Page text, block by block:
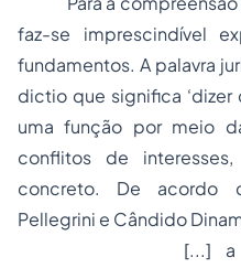
faz-se imprescindível
fundamentos. A palavra
dictio que significa
uma função por meio
conflitos de
concreto. De acordo
Pellegrini e Cândido
[...] a